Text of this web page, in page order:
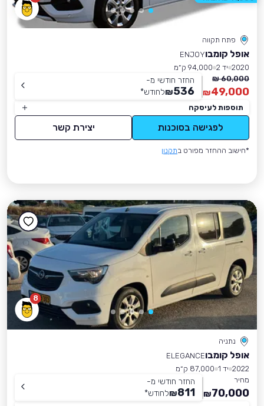
פתח תקווה
אופל קומבוENJOY
2020 יד 2
94,000 ק״מ
60,000 ₪
49,000
₪
החזר חודשי מ-
536
₪לחודש*
תוספות לעיסקה
לפגישה בסוכנות יצירת קשר
*חישוב ההחזר מפורט בתקנון
8
נתניה
אופל קומבוELEGANCE
2022 יד 1
87,000 ק״מ
מחיר
70,000
₪
החזר חודשי מ-
811
₪לחודש*